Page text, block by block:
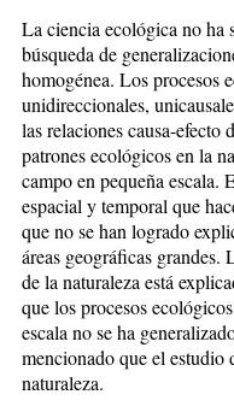
La ciencia ecológica no ha
búsqueda de
homogénea. Los procesos
unidireccionales,
las relaciones causa-
patrones ecológicos en la
campo en pequeña escala.
espacial y temporal que
que no se han logrado
áreas geográficas
de la naturaleza está
que los procesos
escala no se ha
mencionado que el estudio
naturaleza.